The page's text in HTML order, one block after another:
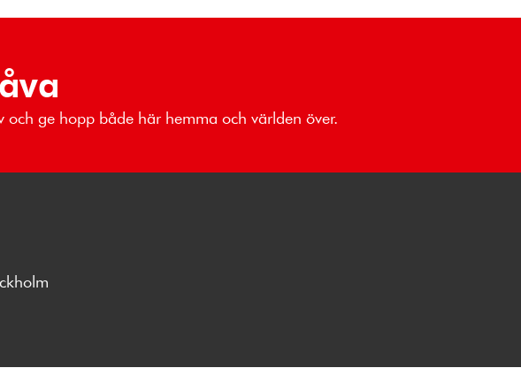
ge hopp både här hemma och världen över.